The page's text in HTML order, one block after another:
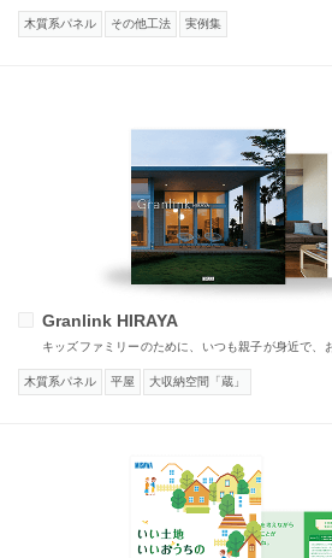
木質系パネル その他工法 実例集
Granlink HIRAYA
キッズファミリーのために、いつも親子が身近で、
木質系パネル 平屋 大収納空間「蔵」